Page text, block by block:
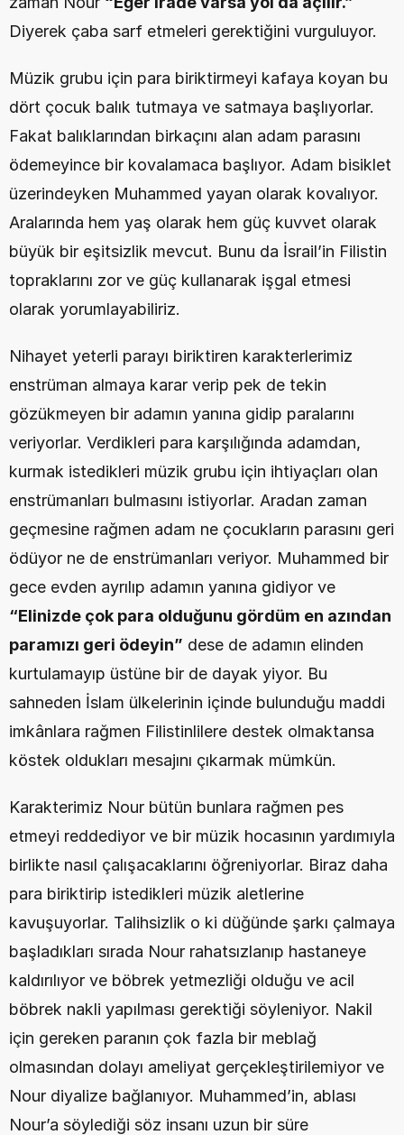
Diyerek çaba sarf etmeleri gerektiğini vurguluyor.
Müzik grubu için para biriktirmeyi kafaya koyan bu
dört çocuk balık tutmaya ve satmaya başlıyorlar.
Fakat balıklarından birkaçını alan adam parasını
ödemeyince bir kovalamaca başlıyor. Adam bisiklet
üzerindeyken Muhammed yayan olarak kovalıyor.
Aralarında hem yaş olarak hem güç kuvvet olarak
büyük bir eşitsizlik mevcut. Bunu da İsrail’in Filistin
topraklarını zor ve güç kullanarak işgal etmesi
olarak yorumlayabiliriz.
Nihayet yeterli parayı biriktiren karakterlerimiz
enstrüman almaya karar verip pek de tekin
gözükmeyen bir adamın yanına gidip paralarını
veriyorlar. Verdikleri para karşılığında adamdan,
kurmak istedikleri müzik grubu için ihtiyaçları olan
enstrümanları bulmasını istiyorlar. Aradan zaman
geçmesine rağmen adam ne çocukların parasını geri
ödüyor ne de enstrümanları veriyor. Muhammed bir
“Elinizde çok para olduğunu gördüm en azından
paramızı geri ödeyin” dese de adamın elinden
kurtulamayıp üstüne bir de dayak yiyor. Bu
sahneden İslam ülkelerinin içinde bulunduğu maddi
imkânlara rağmen Filistinlilere destek olmaktansa
köstek oldukları mesajını çıkarmak mümkün.
Karakterimiz Nour bütün bunlara rağmen pes
etmeyi reddediyor ve bir müzik hocasının yardımıyla
birlikte nasıl çalışacaklarını öğreniyorlar. Biraz daha
para biriktirip istedikleri müzik aletlerine
kavuşuyorlar. Talihsizlik o ki düğünde şarkı çalmaya
başladıkları sırada Nour rahatsızlanıp hastaneye
kaldırılıyor ve böbrek yetmezliği olduğu ve acil
böbrek nakli yapılması gerektiği söyleniyor. Nakil
için gereken paranın çok fazla bir meblağ
olmasından dolayı ameliyat gerçekleştirilemiyor ve
Nour diyalize bağlanıyor. Muhammed’in, ablası
Nour’a söylediği söz insanı uzun bir süre